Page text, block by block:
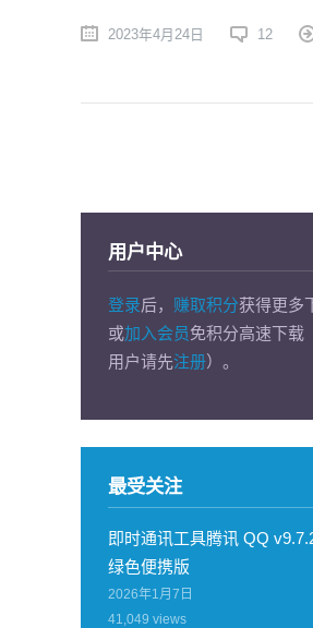
2023年4月24日 12
用户中心
登录后， 赚取积分获得更多
或加入会员免积分高速下载
用户请先注册）。
最受关注
即时通讯工具腾讯 QQ
绿色便携版
2026年1月7日
41,049 views